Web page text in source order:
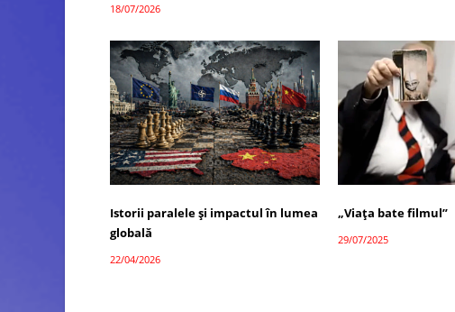
18/07/2026
Istorii paralele și impactul în lumea
globală
22/04/2026
„Viața bate filmul”
29/07/2025